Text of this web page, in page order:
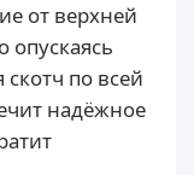
от верхней
опускаясь
по всей
надёжное